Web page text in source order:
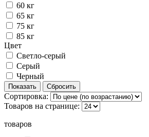
60 кг
65 кг
75 кг
85 кг
Цвет
Светло-серый
Серый
Черный
Сортировка:
Товаров на странице:
товаров